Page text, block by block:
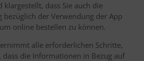
dass Sie auch die
bezüglich der Verwendung der App
online bestellen zu können.
alle erforderlichen Schritte,
dass die Informationen in Bezug auf